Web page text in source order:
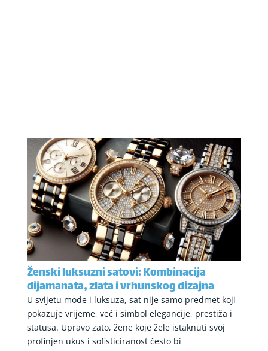
Ženski luksuzni satovi: Kombinacija
dijamanata, zlata i vrhunskog dizajna
U svijetu mode i luksuza, sat nije samo predmet koji
pokazuje vrijeme, već i simbol elegancije, prestiža i
statusa. Upravo zato, žene koje žele istaknuti svoj
profinjen ukus i sofisticiranost često bi